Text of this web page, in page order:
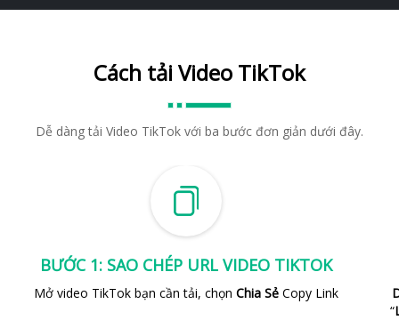
Cách tải Video TikTok
Dễ dàng tải Video TikTok với ba bước đơn giản dưới đây.
BƯỚC 1: SAO CHÉP URL VIDEO TIKTOK
Mở video TikTok bạn cần tải, chọn Chia SẻCopy Link
“